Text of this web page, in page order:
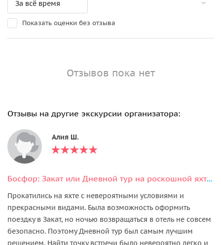
Показать оценки без отзыва
Отзывов пока нет
Отзывы на другие экскурсии организатора:
Алия Ш.
Босфор: Закат или Дневной тур на роскошной яхте с аудиогидом и закусками
Прокатились на яхте с невероятными условиями и
прекрасными видами. Была возможность оформить
поездку в Закат, но ночью возвращаться в отель не совсем
безопасно. Поэтому Дневной тур был самым лучшим
решением. Найти точку встречи было невероятно легко и